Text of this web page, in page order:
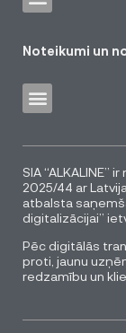
Noteikumi un
SIA “ALKALINE”
2025/44 ar
atbalsta
digitalizācijai”
Pēc digitālās
proti, jaunu
redzamību un